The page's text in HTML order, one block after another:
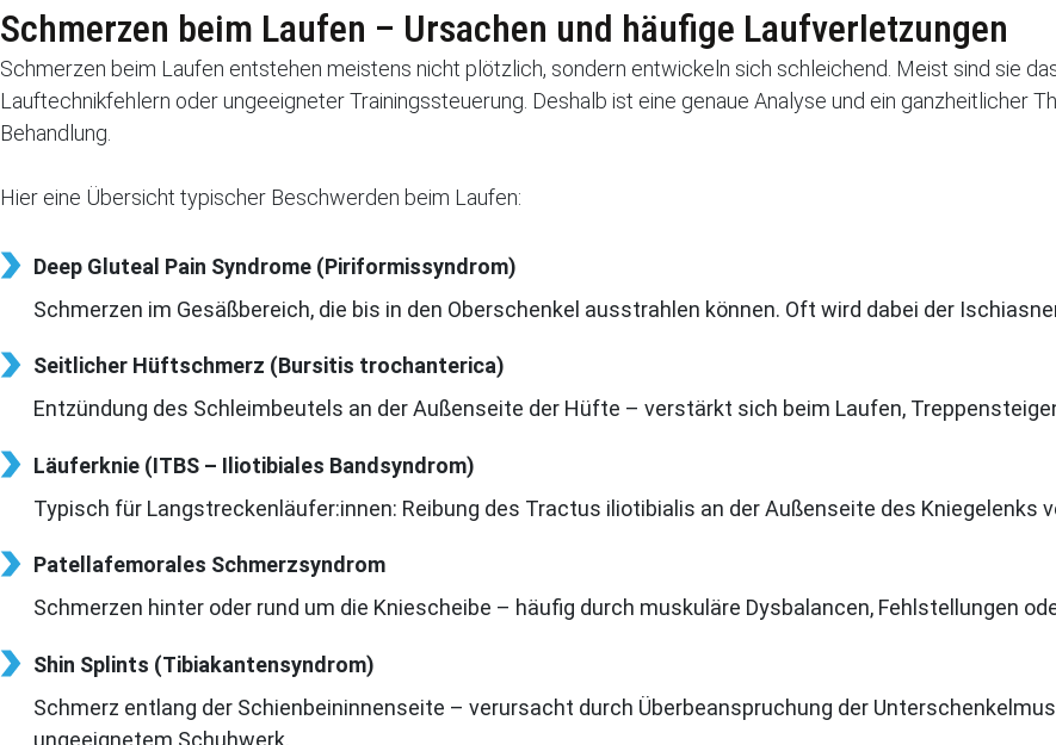
Schmerzen beim Laufen – Ursachen und häufige Laufverletzungen
Schmerzen beim Laufen entstehen meistens nicht plötzlich, sondern entwickeln sich schleichend. Meist sind sie
Lauftechnikfehlern oder ungeeigneter Trainingssteuerung. Deshalb ist eine genaue Analyse und ein ganzheitlicher
Behandlung.
Hier eine Übersicht typischer Beschwerden beim Laufen:
Deep Gluteal Pain Syndrome (Piriformissyndrom)
Schmerzen im Gesäßbereich, die bis in den Oberschenkel ausstrahlen können. Oft wird dabei der
Seitlicher Hüftschmerz (Bursitis trochanterica)
Entzündung des Schleimbeutels an der Außenseite der Hüfte – verstärkt sich beim Laufen,
Läuferknie (ITBS – Iliotibiales Bandsyndrom)
Typisch für Langstreckenläufer:innen: Reibung des Tractus iliotibialis an der Außenseite des Kniegelenks
Patellafemorales Schmerzsyndrom
Schmerzen hinter oder rund um die Kniescheibe – häufig durch muskuläre Dysbalancen, Fehlstellungen
Shin Splints (Tibiakantensyndrom)
Schmerz entlang der Schienbeininnenseite – verursacht durch Überbeanspruchung der
ungeeignetem Schuhwerk.